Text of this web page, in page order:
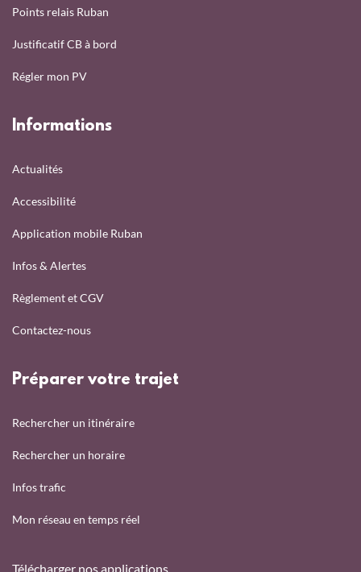
Points relais Ruban
Justificatif CB à bord
Régler mon PV
Informations
Actualités
Accessibilité
Application mobile Ruban
Infos & Alertes
Règlement et CGV
Contactez-nous
Préparer votre trajet
Rechercher un itinéraire
Rechercher un horaire
Infos trafic
Mon réseau en temps réel
Télécharger nos applications